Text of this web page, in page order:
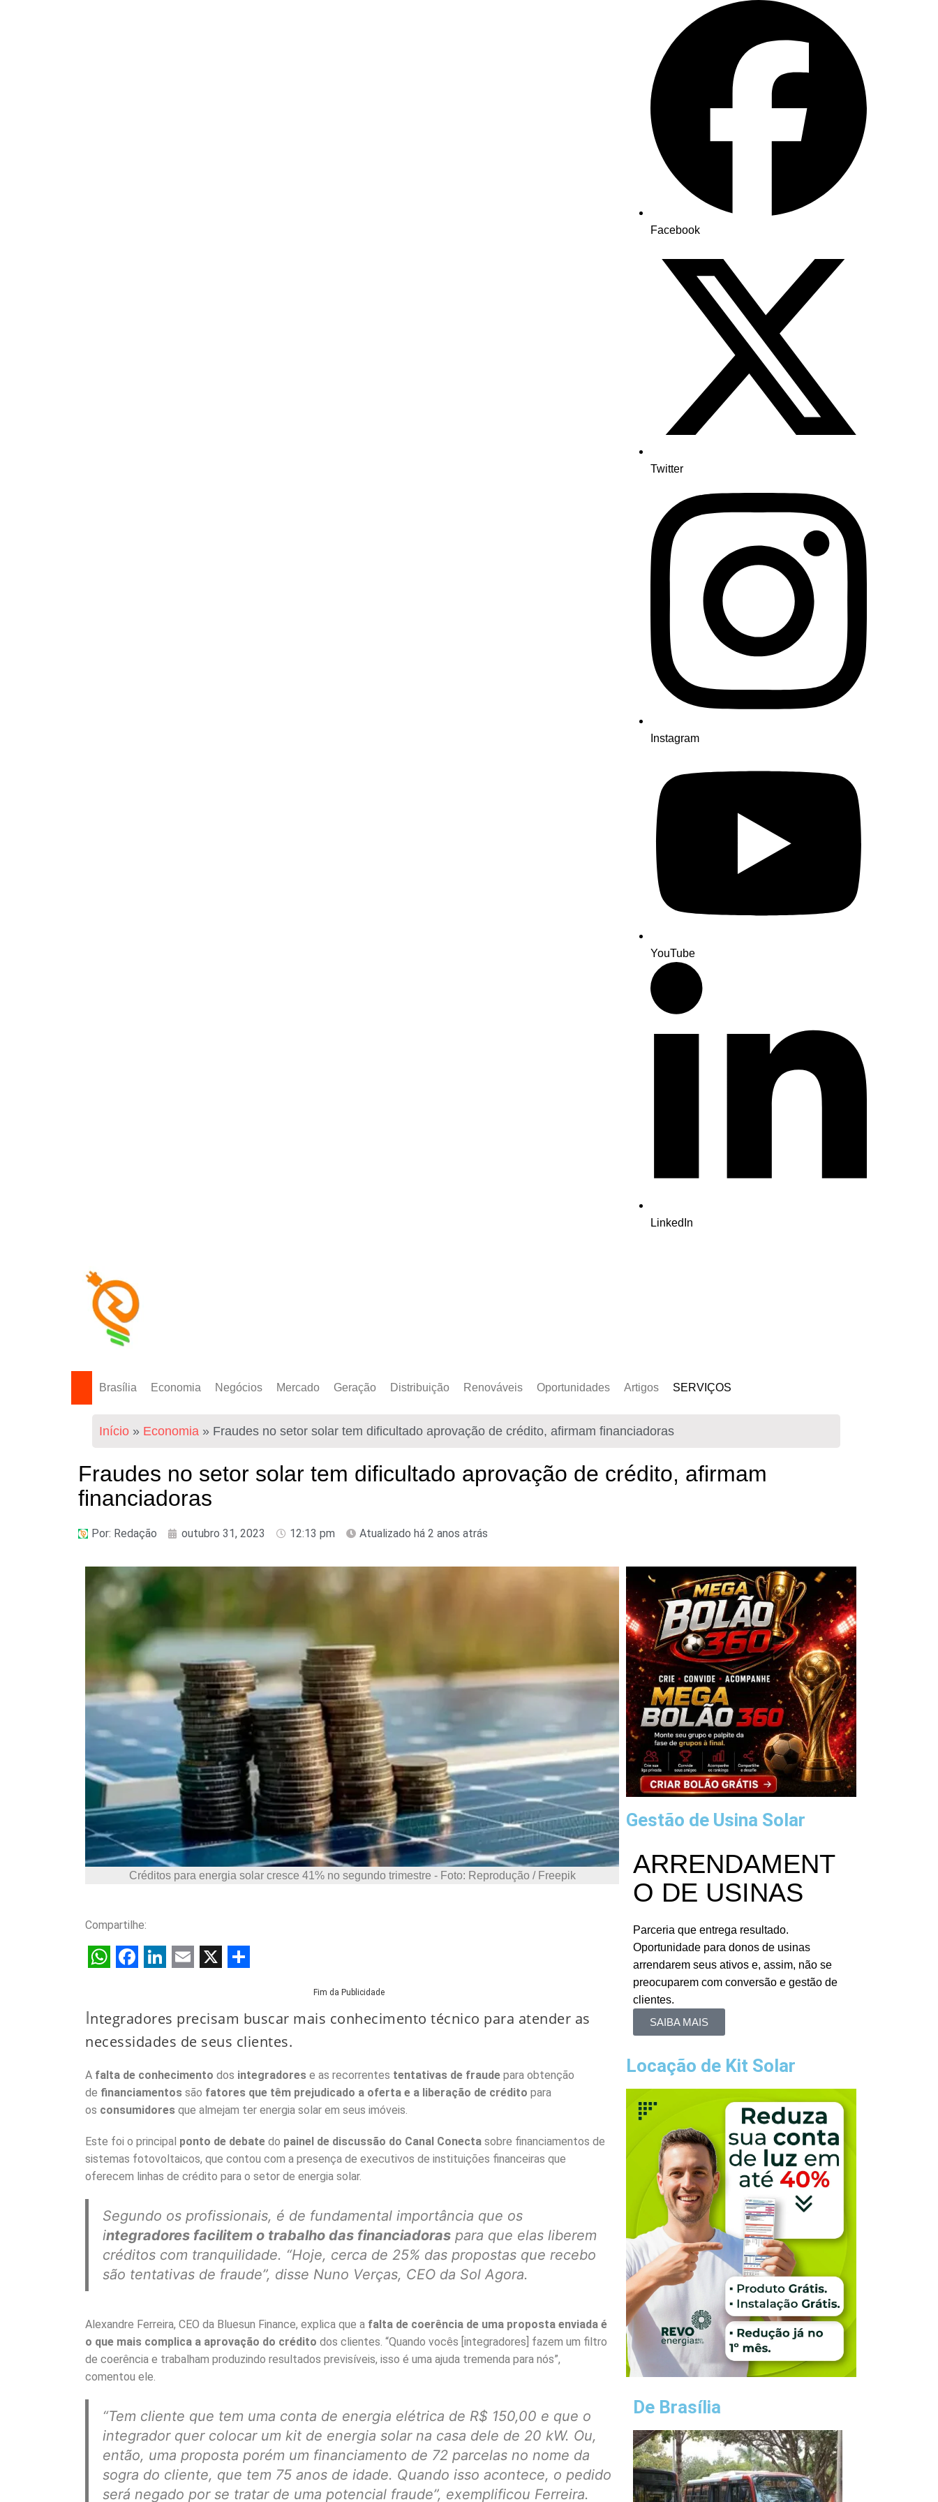
Facebook
Twitter
Instagram
YouTube
LinkedIn
Brasília Economia
Tecnologia
Negócios
Empresas
Token
Mercado
Mercado Livre
Geração
Autoprodução
Solar
Distribuição Renováveis
Sustentabilidade
Mobilidade Elétrica
Oportunidades
Emprego
Formação
Artigos SERVIÇOS
Usina de Locação
Início » Economia » Fraudes no setor solar tem dificultado aprovação de crédito, afirmam financiadoras
Fraudes no setor solar tem dificultado aprovação de crédito, afirmam
financiadoras
Por: Redação outubro 31, 2023 12:13 pm Atualizado há 2 anos atrás
Créditos para energia solar cresce 41% no segundo trimestre - Foto: Reprodução / Freepik
Compartilhe:
a
t
s
A
p
p
c
e
b
o
o
k
n
k
e
d
I
n
a
i
l
a
r
e
Fim da Publicidade
Integradores precisam buscar mais conhecimento técnico para atender as
necessidades de seus clientes.
A falta de conhecimento dos integradores e as recorrentes tentativas de fraude para obtenção
de financiamentos são fatores que têm prejudicado a oferta e a liberação de crédito para
os consumidores que almejam ter energia solar em seus imóveis.
Este foi o principal ponto de debate do painel de discussão do Canal Conecta sobre financiamentos de
sistemas fotovoltaicos, que contou com a presença de executivos de instituições financeiras que
oferecem linhas de crédito para o setor de energia solar.
Segundo os profissionais, é de fundamental importância que os
integradores facilitem o trabalho das financiadoras para que elas liberem
créditos com tranquilidade. “Hoje, cerca de 25% das propostas que recebo
são tentativas de fraude”, disse Nuno Verças, CEO da Sol Agora.
Alexandre Ferreira, CEO da Bluesun Finance, explica que a falta de coerência de uma proposta enviada é
o que mais complica a aprovação do crédito dos clientes. “Quando vocês [integradores] fazem um filtro
de coerência e trabalham produzindo resultados previsíveis, isso é uma ajuda tremenda para nós”,
comentou ele.
“Tem cliente que tem uma conta de energia elétrica de R$ 150,00 e que o
integrador quer colocar um kit de energia solar na casa dele de 20 kW. Ou,
então, uma proposta porém um financiamento de 72 parcelas no nome da
sogra do cliente, que tem 75 anos de idade. Quando isso acontece, o pedido
será negado por se tratar de uma potencial fraude”, exemplificou Ferreira.
Gestão de Usina Solar
ARRENDAMENT
O DE USINAS
Parceria que entrega resultado.
Oportunidade para donos de usinas
arrendarem seus ativos e, assim, não se
preocuparem com conversão e gestão de
clientes.
SAIBA MAIS
Locação de Kit Solar
De Brasília